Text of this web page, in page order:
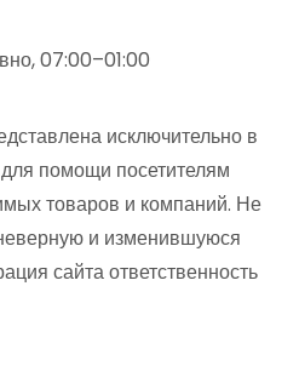
07:00–01:00
исключительно в
помощи посетителям
товаров и компаний. Не
и изменившуюся
сайта ответственность